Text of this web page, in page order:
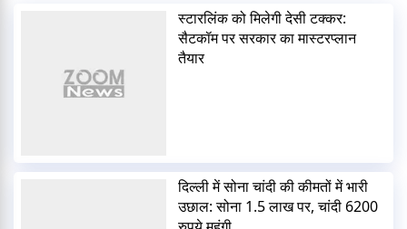
स्टारलिंक को मिलेगी देसी टक्कर:
सैटकॉम पर सरकार का मास्टरप्लान
तैयार
दिल्ली में सोना चांदी की कीमतों में भारी
उछाल: सोना 1.5 लाख पर, चांदी 6200